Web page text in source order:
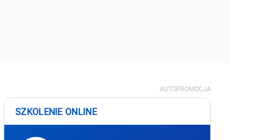
AUTOPROMOCJA
SZKOLENIE ONLINE